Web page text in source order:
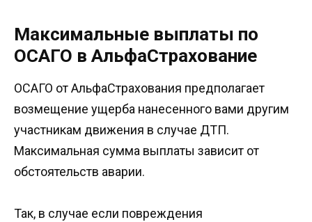
Максимальные выплаты по
ОСАГО в АльфаСтрахование
ОСАГО от АльфаСтрахования предполагает
возмещение ущерба нанесенного вами другим
участникам движения в случае ДТП.
Максимальная сумма выплаты зависит от
обстоятельств аварии.
Так, в случае если повреждения